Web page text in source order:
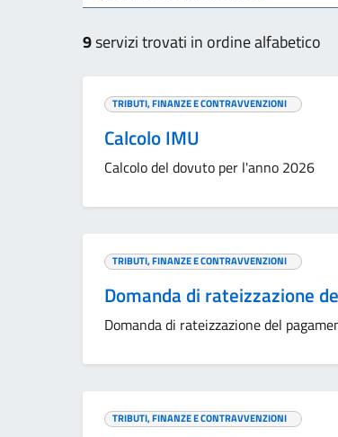
9servizi trovati in ordine alfabetico
TRIBUTI, FINANZE E CONTRAVVENZIONI
Calcolo IMU
Calcolo del dovuto per l'anno 2026
TRIBUTI, FINANZE E CONTRAVVENZIONI
Domanda di rateizzazione
Domanda di rateizzazione del
TRIBUTI, FINANZE E CONTRAVVENZIONI